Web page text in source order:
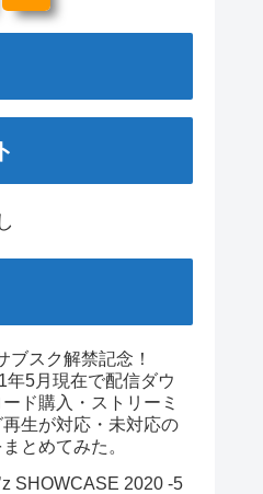
ブスク解禁記念！
年5月現在で配信ダウ
ード購入・ストリーミ
再生が対応・未対応の
とめてみた。
SHOWCASE 2020 -5